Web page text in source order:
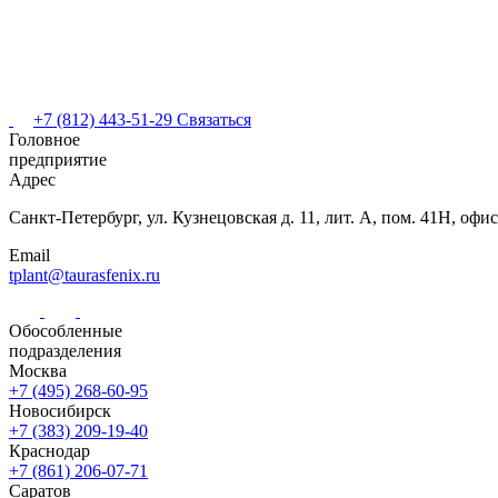
+7 (812) 443-51-29 Связаться
Головное
предприятие
Адрес
Санкт-Петербург, ул. Кузнецовская д. 11, лит. А, пом. 41Н,
Email
tplant@taurasfenix.ru
Обособленные
подразделения
Москва
+7 (495) 268-60-95
Новосибирск
+7 (383) 209-19-40
Краснодар
+7 (861) 206-07-71
Саратов